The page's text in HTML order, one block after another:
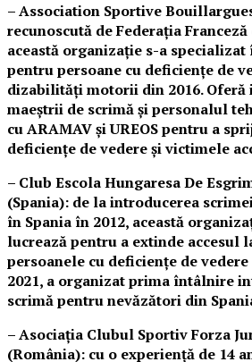
– Association Sportive
recunoscută de Federația
această organizație s-a
pentru persoane cu deficiențe de
dizabilități motorii din 2016.
maeștrii de scrimă și personalul
cu ARAMAV și UREOS pentru a
deficiențe de vedere și victimele
– Club Escola Hungaresa De
(Spania): de la introducerea
în Spania în 2012, această
lucrează pentru a extinde accesul
persoanele cu deficiențe de
2021, a organizat prima întâlnire
scrimă pentru nevăzători din
– Asociația Clubul Sportiv Forza
(România): cu o experiență de 14